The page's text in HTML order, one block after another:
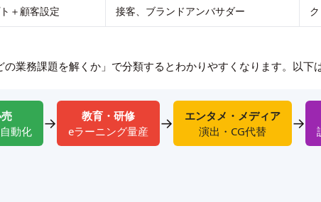
＋顧客設定 接客、ブランドアンバサダー
業務課題を解くか」で分類するとわかりやすくなります。以下
動化
→
教育・研修
eラーニング量産
→
エンタメ・メディア
演出・CG代替
→